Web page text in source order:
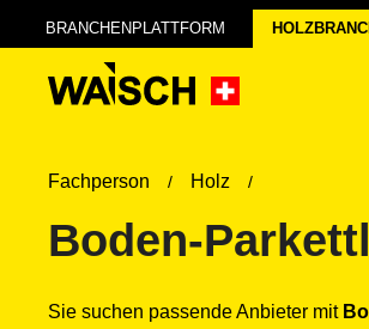
BRANCHENPLATTFORM
Fachperson Holz
Boden-
Sie suchen passende Anbieter mit